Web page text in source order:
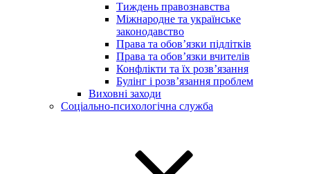
Тиждень правознавства
Міжнародне та українське
законодавство
Права та обов’язки підлітків
Права та обов’язки вчителів
Конфлікти та їх розв’язання
Булінг і розв’язання проблем
Виховні заходи
Соціально-психологічна служба